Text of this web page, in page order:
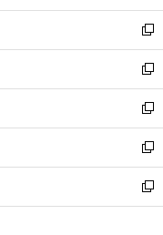
開
く
ウ
で
開
く
ン
ド
ウ
で
開
く
ウ
ィ
ン
ド
ウ
で
開
く
新
し
い
ウ
ィ
ン
ド
ウ
で
開
新
し
い
ウ
ィ
ン
ド
ウ
新
し
い
ウ
ィ
ン
新
し
い
ウ
新
し